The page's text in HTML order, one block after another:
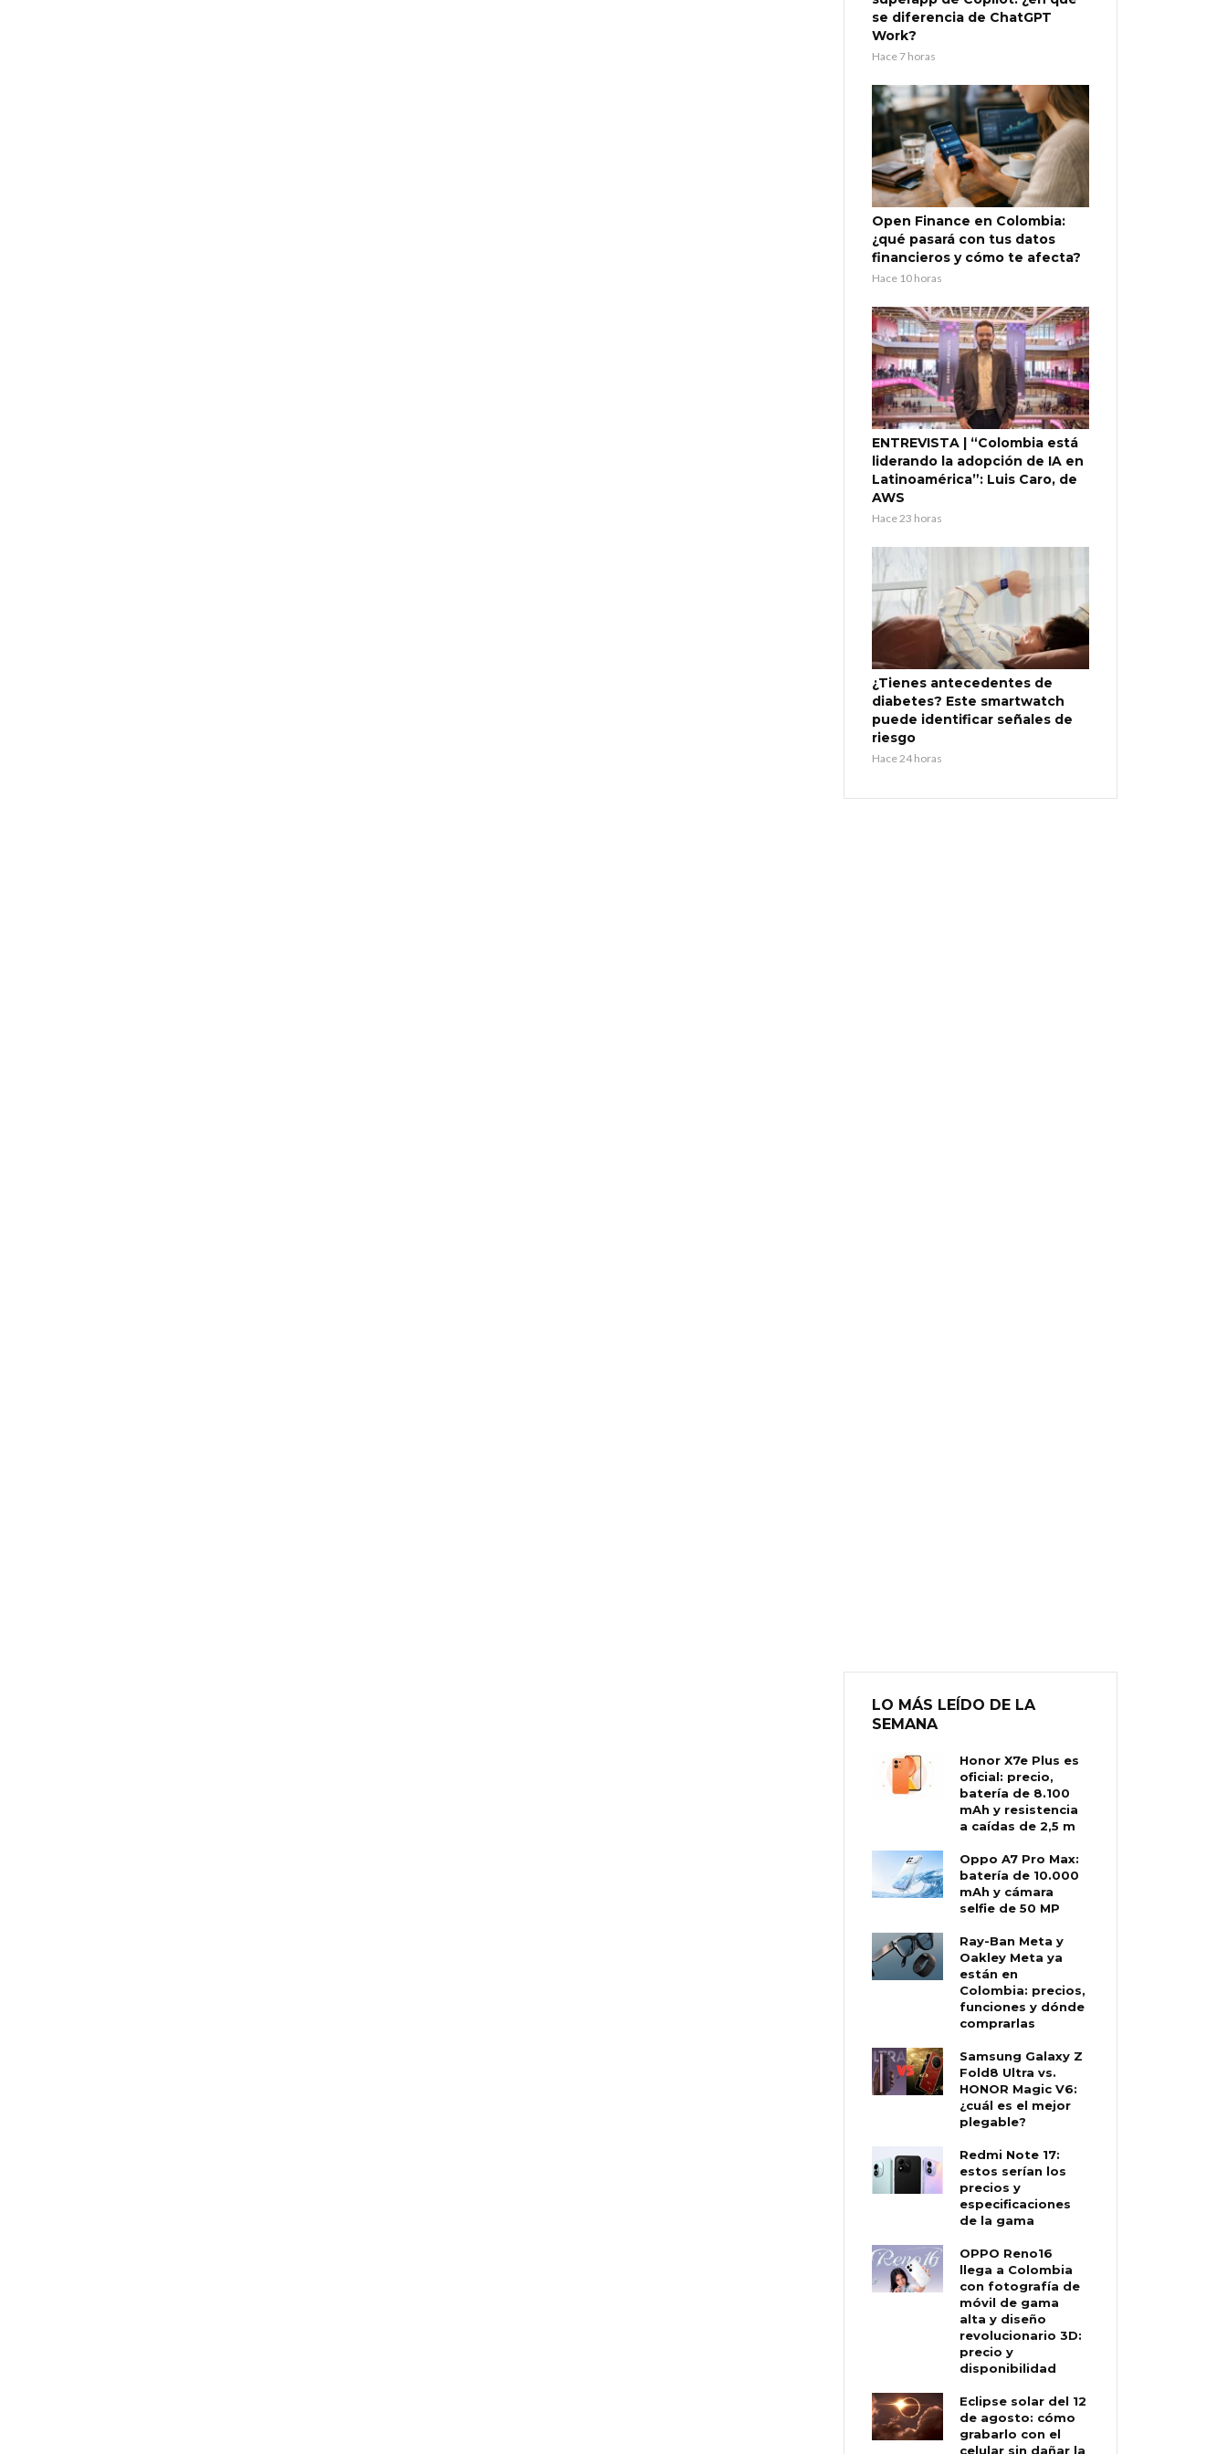
se diferencia de ChatGPT
Work?
Hace 7 horas
Open Finance en Colombia:
¿qué pasará con tus datos
financieros y cómo te afecta?
Hace 10 horas
ENTREVISTA | “Colombia está
liderando la adopción de IA en
Latinoamérica”: Luis Caro, de
AWS
Hace 23 horas
¿Tienes antecedentes de
diabetes? Este smartwatch
puede identificar señales de
riesgo
Hace 24 horas
LO MÁS LEÍDO DE LA
SEMANA
Honor X7e Plus es
oficial: precio,
batería de 8.100
mAh y resistencia
a caídas de 2,5 m
Oppo A7 Pro Max:
batería de 10.000
mAh y cámara
selfie de 50 MP
Ray-Ban Meta y
Oakley Meta ya
están en
Colombia: precios,
funciones y dónde
comprarlas
Samsung Galaxy Z
Fold8 Ultra vs.
HONOR Magic V6:
¿cuál es el mejor
plegable?
Redmi Note 17:
estos serían los
precios y
especificaciones
de la gama
OPPO Reno16
llega a Colombia
con fotografía de
móvil de gama
alta y diseño
revolucionario 3D:
precio y
disponibilidad
Eclipse solar del 12
de agosto: cómo
grabarlo con el
celular sin dañar la